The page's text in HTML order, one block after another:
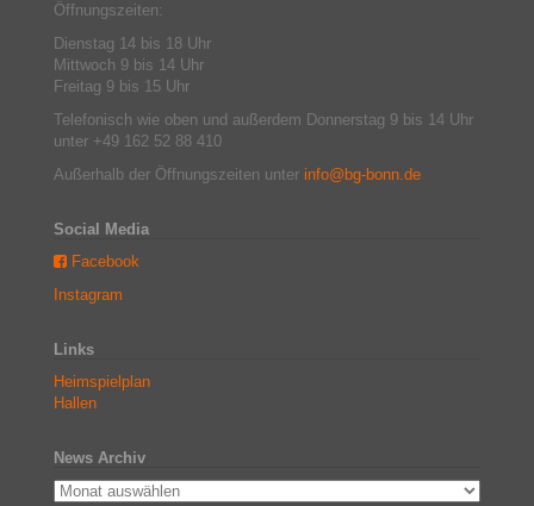
Öffnungszeiten:
Dienstag 14 bis 18 Uhr
Mittwoch 9 bis 14 Uhr
Freitag 9 bis 15 Uhr
Telefonisch wie oben und außerdem Donnerstag 9 bis 14 Uhr
unter +49 162 52 88 410
Außerhalb der Öffnungszeiten unter info@bg-bonn.de
Social Media
Facebook
Instagram
Links
Heimspielplan
Hallen
News Archiv